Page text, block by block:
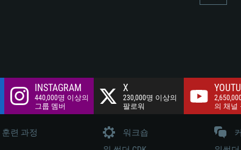
INSTAGRAM
440,000명 이상의
그룹 멤버
X
230,000명 이상의
팔로워
의 채널
훈련 과정
워크숍